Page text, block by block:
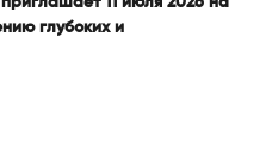
глубоких и